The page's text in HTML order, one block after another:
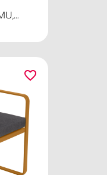
favorite_border